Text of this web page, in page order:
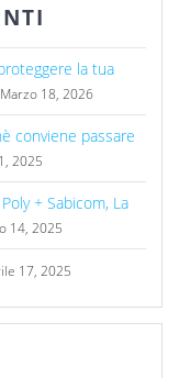
la tua
Marzo 18, 2026
conviene passare
2025
+ Sabicom, La
14, 2025
17, 2025